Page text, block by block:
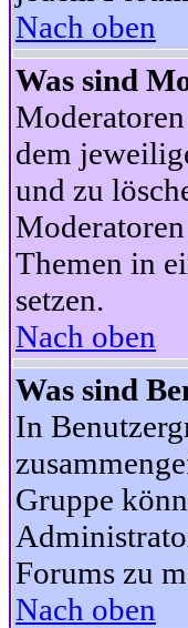
Nach oben
Was sind
dem
und zu
Themen in
setzen.
Nach oben
Was sind
In
Gruppe
Forums zu
Nach oben